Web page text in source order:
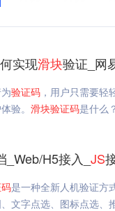
实现滑块验证_网
验证码 ，用户只需要轻
验。 滑块验证码是什么
_Web/H5接入_ JS
是一种全新人机验证方
文字点选、图标点选